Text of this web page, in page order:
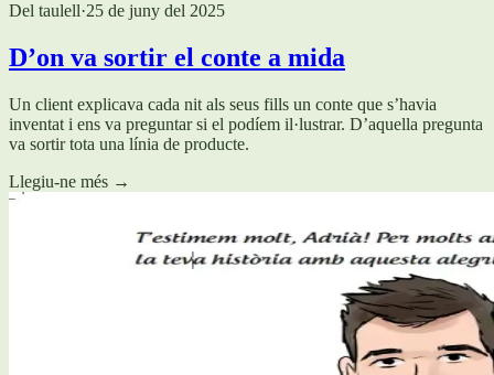
Del taulell·25 de juny del 2025
D’on va sortir el conte a mida
Un client explicava cada nit als seus fills un conte que s’havia
inventat i ens va preguntar si el podíem il·lustrar. D’aquella pregunta
va sortir tota una línia de producte.
Llegiu-ne més →